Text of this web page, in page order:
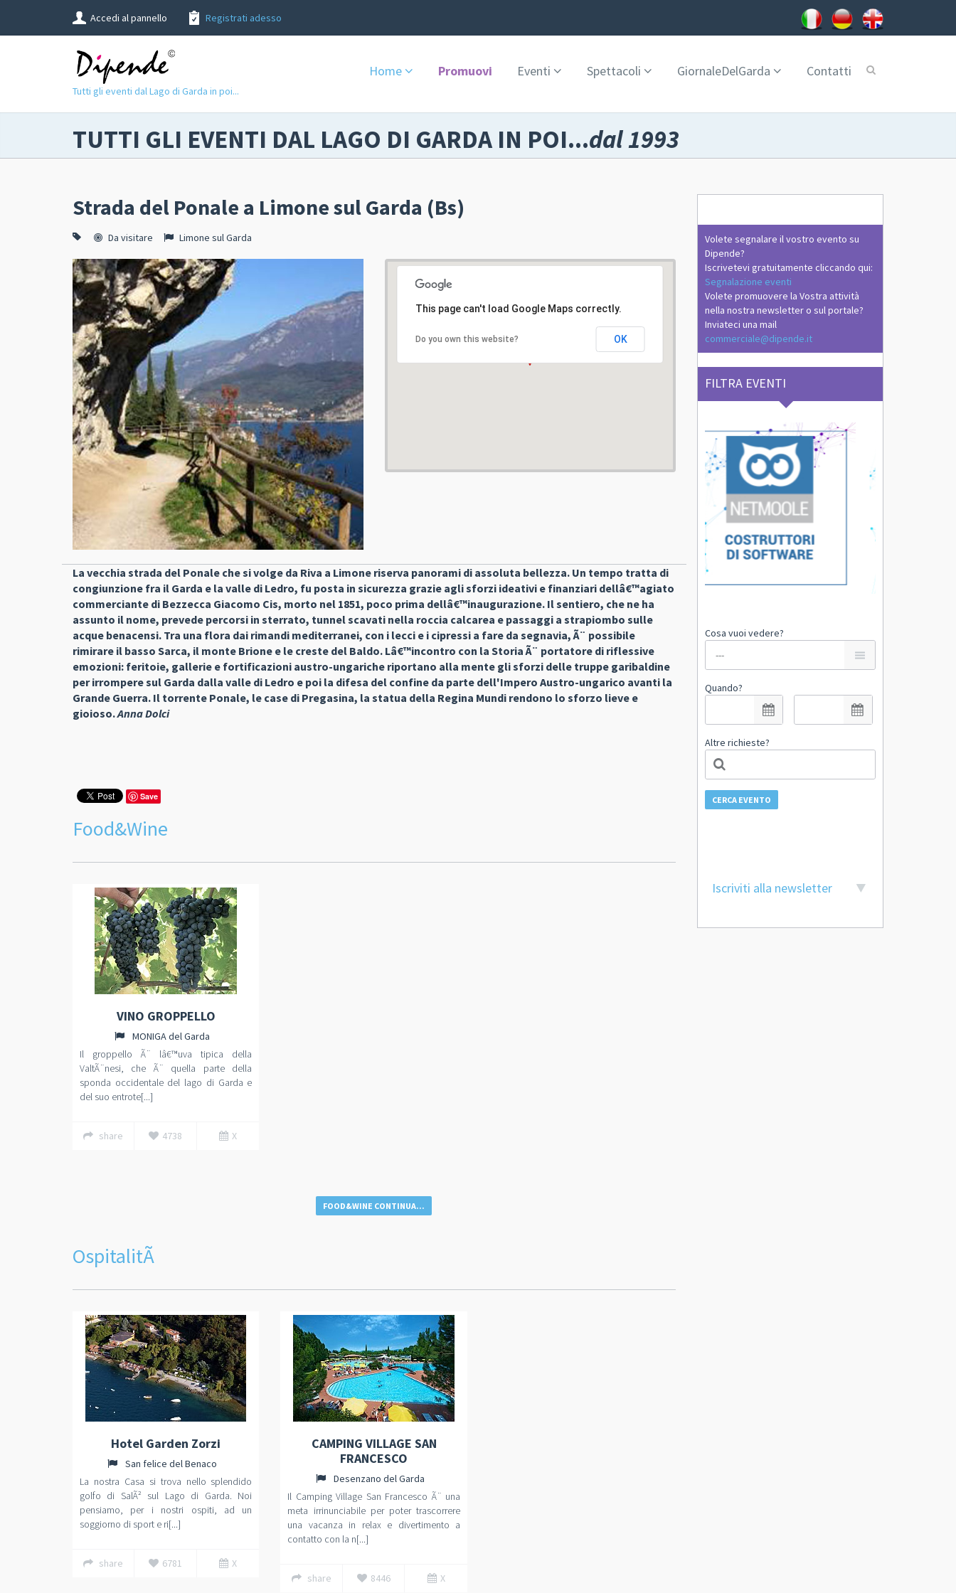
Accedi al pannello Registrati adesso
Tutti gli eventi dal Lago di Garda in poi...
Home Promuovi Eventi Spettacoli GiornaleDelGarda Contatti
TUTTI GLI EVENTI DAL LAGO DI GARDA IN POI...dal 1993
Strada del Ponale a Limone sul Garda (Bs)
Da visitare Limone sul Garda
This page can't load Google Maps correctly.
Do you own this website? OK
La vecchia strada del Ponale che si volge da Riva a Limone riserva panorami di assoluta bellezza. Un tempo tratta di
congiunzione fra il Garda e la valle di Ledro, fu posta in sicurezza grazie agli sforzi ideativi e finanziari dellâ€™agiato
commerciante di Bezzecca Giacomo Cis, morto nel 1851, poco prima dellâ€™inaugurazione. Il sentiero, che ne ha
assunto il nome, prevede percorsi in sterrato, tunnel scavati nella roccia calcarea e passaggi a strapiombo sulle
acque benacensi. Tra una flora dai rimandi mediterranei, con i lecci e i cipressi a fare da segnavia, Ã¨ possibile
rimirare il basso Sarca, il monte Brione e le creste del Baldo. Lâ€™incontro con la Storia Ã¨ portatore di riflessive
emozioni: feritoie, gallerie e fortificazioni austro-ungariche riportano alla mente gli sforzi delle truppe garibaldine
per irrompere sul Garda dalla valle di Ledro e poi la difesa del confine da parte dell'Impero Austro-ungarico avanti la
Grande Guerra. Il torrente Ponale, le case di Pregasina, la statua della Regina Mundi rendono lo sforzo lieve e
gioioso.Anna Dolci
Save
Food&Wine
VINO GROPPELLO
MONIGA del Garda
Il groppello Ã¨ lâ€™uva tipica della
ValtÃ¨nesi, che Ã¨ quella parte della
sponda occidentale del lago di Garda e
del suo entrote[...]
share 4738 X
FOOD&WINE CONTINUA...
OspitalitÃ
Hotel Garden Zorzi
San felice del Benaco
La nostra Casa si trova nello splendido
golfo di SalÃ² sul Lago di Garda. Noi
pensiamo, per i nostri ospiti, ad un
soggiorno di sport e ri[...]
share 6781 X
CAMPING VILLAGE SAN
FRANCESCO
Desenzano del Garda
Il Camping Village San Francesco Ã¨ una
meta irrinunciabile per poter trascorrere
una vacanza in relax e divertimento a
contatto con la n[...]
share 8446 X
Volete segnalare il vostro evento su
Dipende?
Iscrivetevi gratuitamente cliccando qui:
Segnalazione eventi
Volete promuovere la Vostra attività
nella nostra newsletter o sul portale?
Inviateci una mail
commerciale@dipende.it
FILTRA EVENTI
Cosa vuoi vedere?
Quando?
Altre richieste?
CERCA EVENTO
Iscriviti alla newsletter